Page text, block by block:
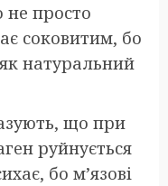
не просто
соковитим, бо
натуральний
що при
руйнується
бо м’язові